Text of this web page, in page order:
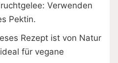
Verwenden
Pektin.
Rezept ist von Natur
für vegane